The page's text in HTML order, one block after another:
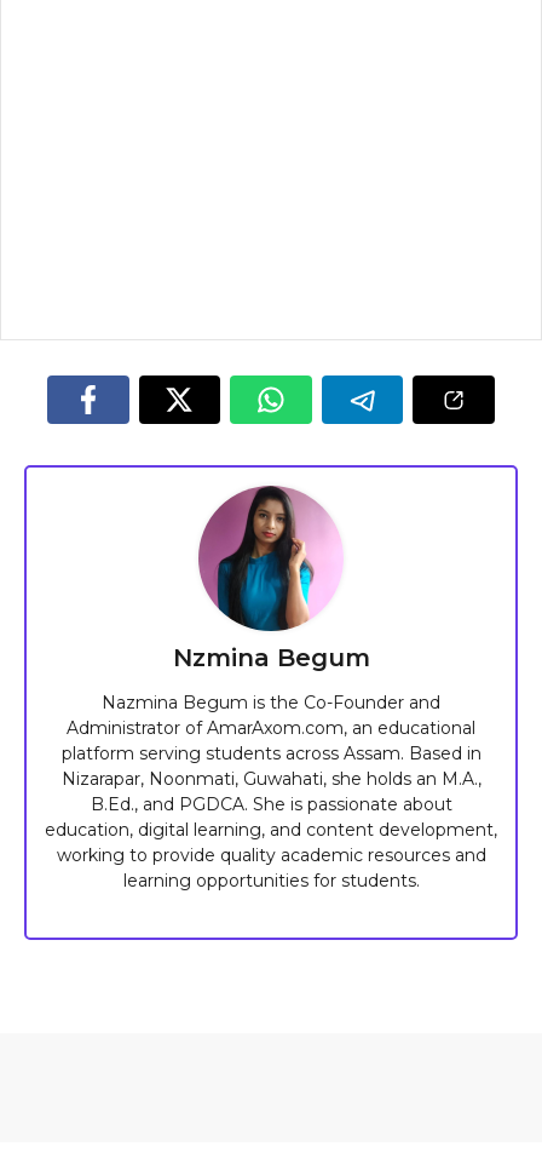
Nzmina Begum
Nazmina Begum is the Co-Founder and
Administrator of AmarAxom.com, an educational
platform serving students across Assam. Based in
Nizarapar, Noonmati, Guwahati, she holds an M.A.,
B.Ed., and PGDCA. She is passionate about
education, digital learning, and content development,
working to provide quality academic resources and
learning opportunities for students.